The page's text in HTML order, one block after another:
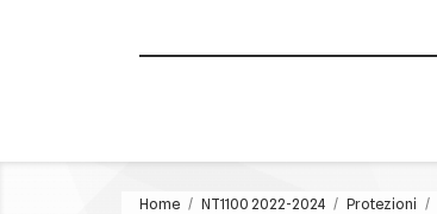
Home NT1100 2022-2024 Protezioni